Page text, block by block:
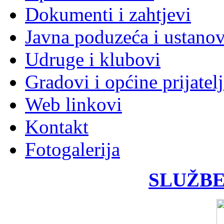
Dokumenti i zahtjevi
Javna poduzeća i
Udruge i klubovi
Gradovi i općine
Web linkovi
Kontakt
Fotogalerija